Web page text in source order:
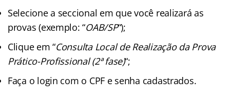
Selecione a seccional em que você realizará as
provas (exemplo: “OAB/SP“);
Clique em “Consulta Local de Realização da Prova
Prático-Profissional (2ª fase)“;
Faça o login com o CPF e senha cadastrados.